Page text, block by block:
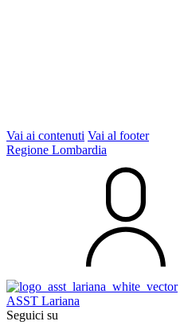
Vai ai contenuti Vai al footer
Regione Lombardia
ASST Lariana
Seguici su